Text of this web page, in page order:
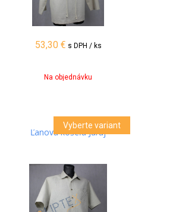
53,30 € s DPH / ks
Na objednávku
Ľanová košeľa Juraj
Vyberte variant